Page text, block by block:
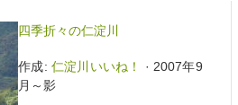
四季折々の仁淀川
作成: 仁淀川いいね！
· 2007年9
月～影